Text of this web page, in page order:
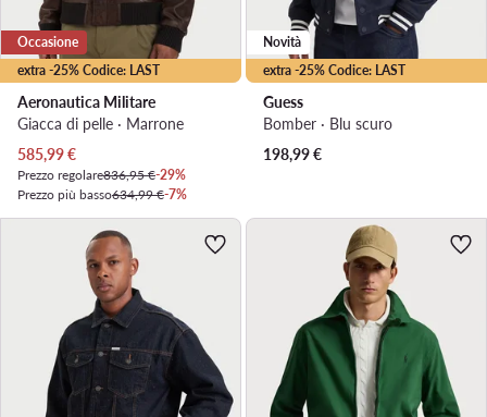
extra -25% Codice: LAST
Occasione
Aeronautica Militare
Giacca di pelle · Marrone
Prezzo attuale
585,99€
Prezzo regolare836,95 €-29%
Prezzo più basso634,99 €-7%
extra -25% Codice: LAST
Novità
Guess
Bomber · Blu scuro
198,99€